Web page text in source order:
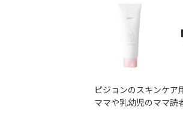
ピジョンのスキンケア
ママや乳幼児のママ読